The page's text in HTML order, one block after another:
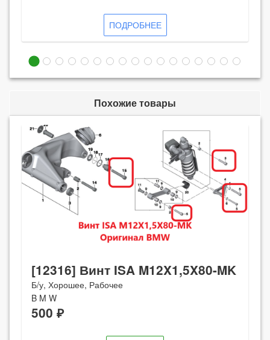
ПОДРОБНЕЕ
Похожие товары
[12316] Винт ISA M12X1,5X80-MK
Б/у, Хорошее, Рабочее
B M W
500 ₽